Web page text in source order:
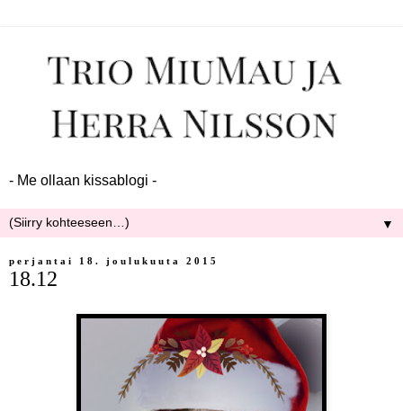
- Me ollaan kissablogi -
▼
perjantai 18. joulukuuta 2015
18.12